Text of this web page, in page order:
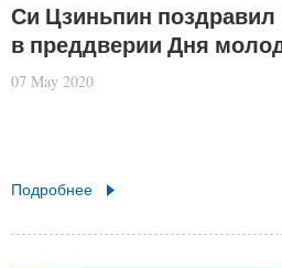
Си Цзиньпин
в преддверии Дня
07 May 2020
Подробнее